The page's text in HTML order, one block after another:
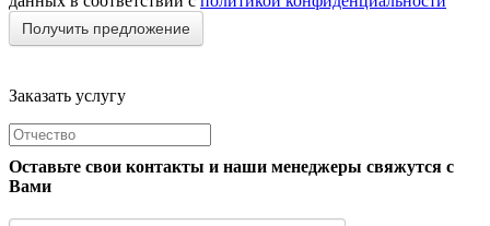
Заказать услугу
Оставьте свои контакты и наши менеджеры свяжутся с
Вами